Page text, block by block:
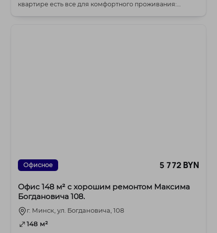
квартире есть все для комфортного проживания:
Офисное 5 772 BYN
Офис 148 м² с хорошим ремонтом Максима
Богдановича 108.
г. Минск, ул. Богдановича, 108
148 м²